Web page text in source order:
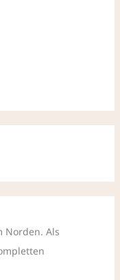
Norden. Als